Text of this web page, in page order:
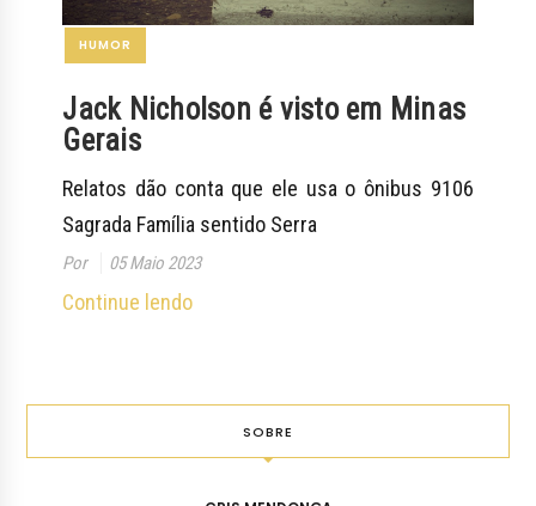
HUMOR
Jack Nicholson é visto em Minas
Gerais
Relatos dão conta que ele usa o ônibus 9106
Sagrada Família sentido Serra
Por 05 Maio 2023
Continue lendo
SOBRE